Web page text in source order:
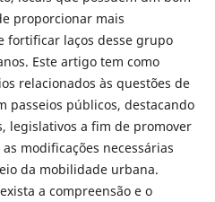
proporcionar mais
fortificar laços desse grupo
Este artigo tem como
relacionados às questões de
passeios públicos, destacando
legislativos a fim de promover
modificações necessárias
da mobilidade urbana.
a compreensão e o